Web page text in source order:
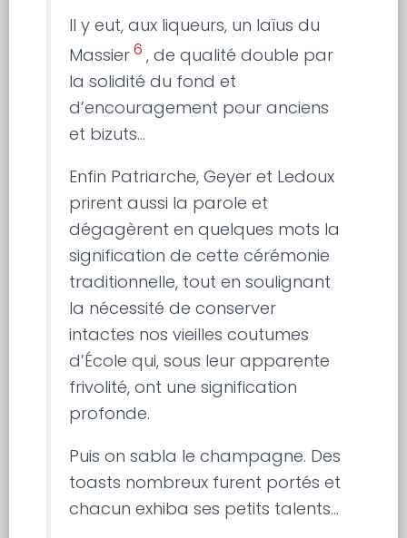
Il y eut, aux liqueurs, un laïus du
Massier6 , de qualité double par
la solidité du fond et
d’encouragement pour anciens
et bizuts…
Enfin Patriarche, Geyer et Ledoux
prirent aussi la parole et
dégagèrent en quelques mots la
signification de cette cérémonie
traditionnelle, tout en soulignant
la nécessité de conserver
intactes nos vieilles coutumes
d’École qui, sous leur apparente
frivolité, ont une signification
profonde.
Puis on sabla le champagne. Des
toasts nombreux furent portés et
chacun exhiba ses petits talents…